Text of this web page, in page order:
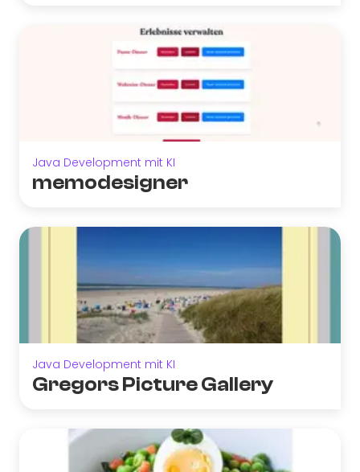
Java Development mit KI
memodesigner
Java Development mit KI
Gregors Picture Gallery